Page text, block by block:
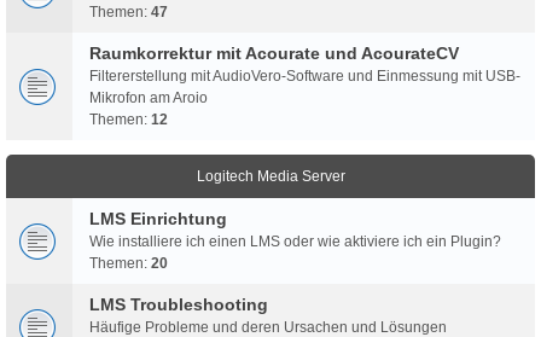
Themen: 47
Raumkorrektur mit Acourate und AcourateCV
Filtererstellung mit AudioVero-Software und Einmessung mit USB-
Mikrofon am Aroio
Themen: 12
Logitech Media Server
LMS Einrichtung
Wie installiere ich einen LMS oder wie aktiviere ich ein Plugin?
Themen: 20
LMS Troubleshooting
Häufige Probleme und deren Ursachen und Lösungen